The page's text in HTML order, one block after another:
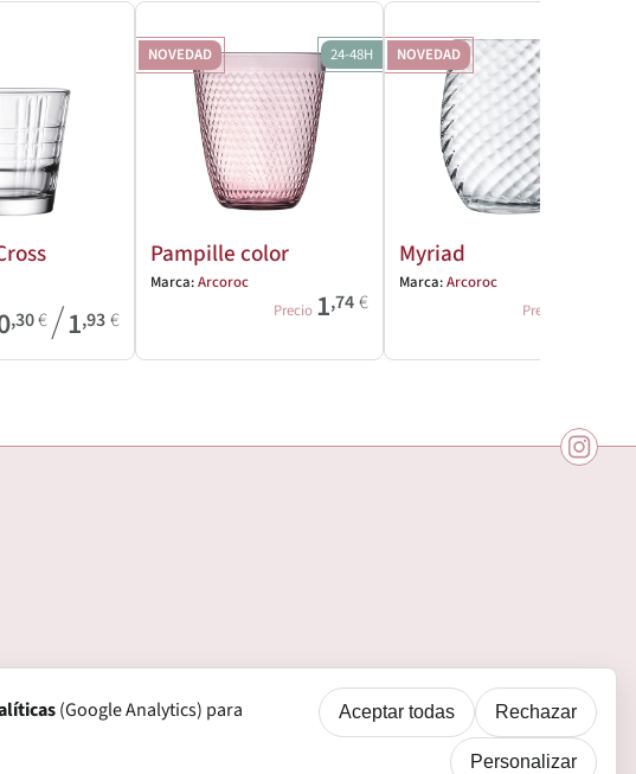
,30€/1,93€
NOVEDAD 24-48H
Pampille color
Marca:Arcoroc
Precio 1,74€
NOVEDAD
Myriad
Marca:Arcoroc
Precio
(Google Analytics) para
Aceptar todas Rechazar
Personalizar